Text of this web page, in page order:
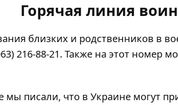
Горячая линия
близких и родственников в
216-88-21. Также на этот номер
мы писали, что в Украине могут